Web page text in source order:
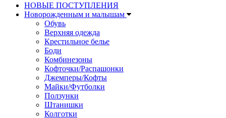
НОВЫЕ ПОСТУПЛЕНИЯ
Новорожденным и малышам
Обувь
Верхняя одежда
Крестильное белье
Боди
Комбинезоны
Кофточки/Распашонки
Джемперы/Кофты
Майки/Футболки
Ползунки
Штанишки
Колготки